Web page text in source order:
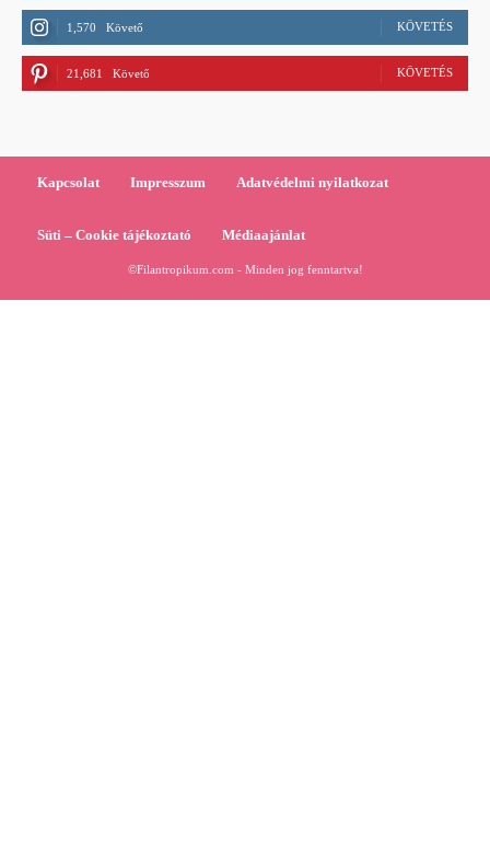
1,570 Követő KÖVETÉS
21,681 Követő KÖVETÉS
Kapcsolat Impresszum Adatvédelmi nyilatkozat
Süti – Cookie tájékoztató Médiaajánlat
©Filantropikum.com - Minden jog fenntartva!